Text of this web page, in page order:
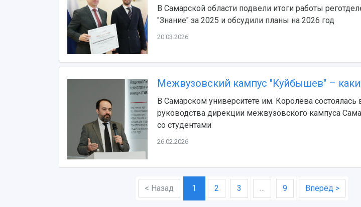
В Самарской области подвели итоги работы
"Знание" за 2025 и обсудили планы на 2026 год
20.03.2026
Межвузовский кампус "Куйбышев" –
В Самарском университете им. Королёва состоялась
руководства дирекции межвузовского кампуса
со студентами
26.02.2026
< Назад 1 2 3 9 Вперёд >